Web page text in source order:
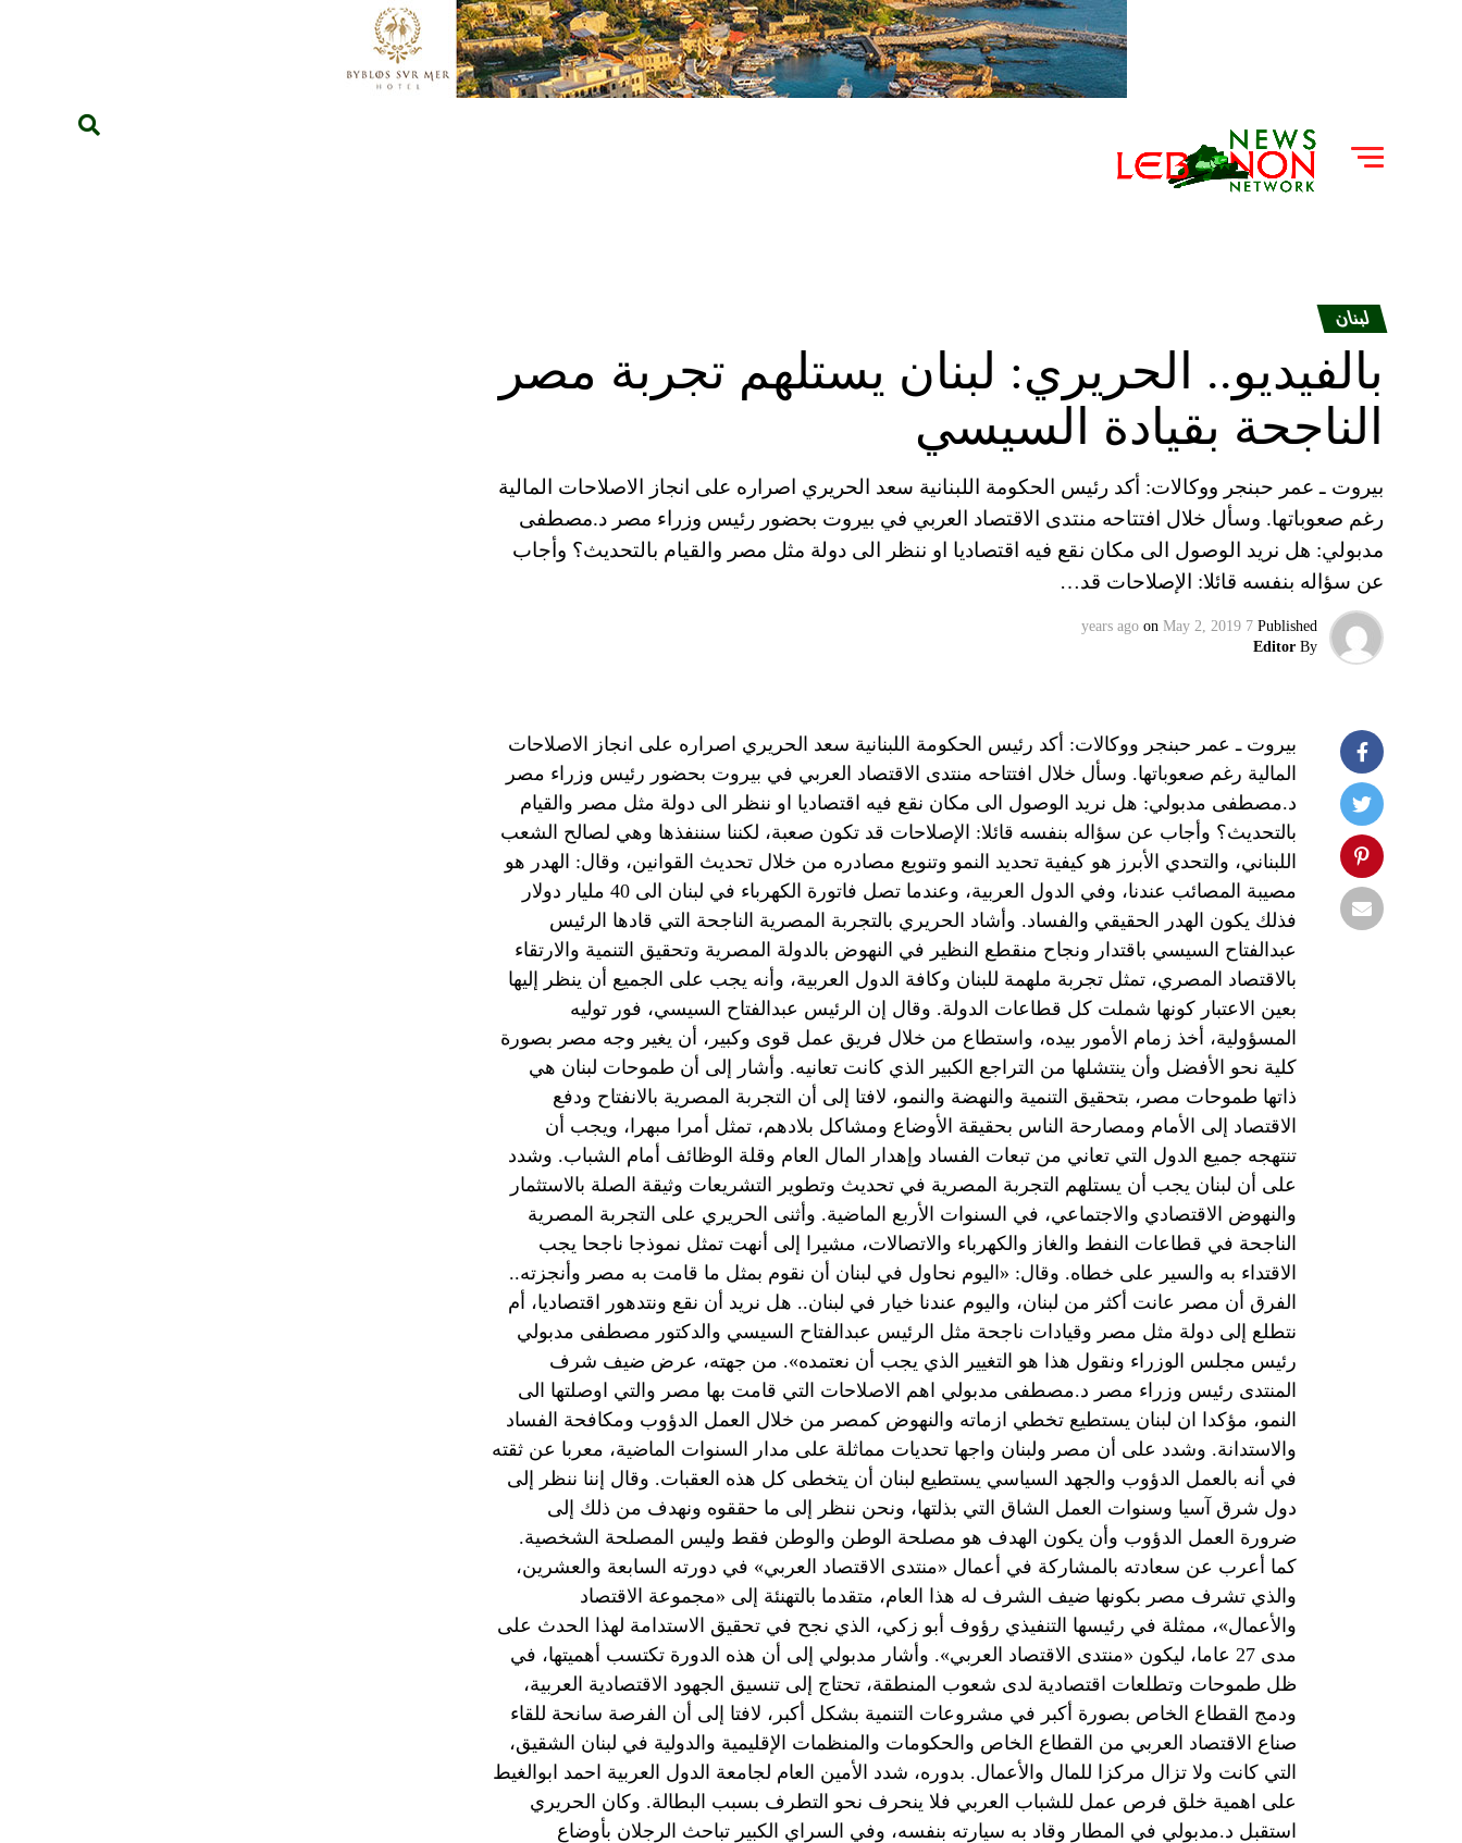
لبنان
بالفيديو.. الحريري: لبنان يستلهم تجربة مصر
الناجحة بقيادة السيسي
بيروت ـ عمر حبنجر ووكالات: أكد رئيس الحكومة اللبنانية سعد الحريري اصراره على انجاز الاصلاحات المالية
رغم صعوباتها. وسأل خلال افتتاحه منتدى الاقتصاد العربي في بيروت بحضور رئيس وزراء مصر د.مصطفى
مدبولي: هل نريد الوصول الى مكان نقع فيه اقتصاديا او ننظر الى دولة مثل مصر والقيام بالتحديث؟ وأجاب
عن سؤاله بنفسه قائلا: الإصلاحات قد…
Published
7 years ago
on May 2, 2019
By
Editor
بيروت ـ عمر حبنجر ووكالات: أكد رئيس الحكومة اللبنانية سعد الحريري اصراره على انجاز الاصلاحات
المالية رغم صعوباتها. وسأل خلال افتتاحه منتدى الاقتصاد العربي في بيروت بحضور رئيس وزراء مصر
د.مصطفى مدبولي: هل نريد الوصول الى مكان نقع فيه اقتصاديا او ننظر الى دولة مثل مصر والقيام
بالتحديث؟ وأجاب عن سؤاله بنفسه قائلا: الإصلاحات قد تكون صعبة، لكننا سننفذها وهي لصالح الشعب
اللبناني، والتحدي الأبرز هو كيفية تحديد النمو وتنويع مصادره من خلال تحديث القوانين، وقال: الهدر هو
مصيبة المصائب عندنا، وفي الدول العربية، وعندما تصل فاتورة الكهرباء في لبنان الى 40 مليار دولار
فذلك يكون الهدر الحقيقي والفساد. وأشاد الحريري بالتجربة المصرية الناجحة التي قادها الرئيس
عبدالفتاح السيسي باقتدار ونجاح منقطع النظير في النهوض بالدولة المصرية وتحقيق التنمية والارتقاء
بالاقتصاد المصري، تمثل تجربة ملهمة للبنان وكافة الدول العربية، وأنه يجب على الجميع أن ينظر إليها
بعين الاعتبار كونها شملت كل قطاعات الدولة. وقال إن الرئيس عبدالفتاح السيسي، فور توليه
المسؤولية، أخذ زمام الأمور بيده، واستطاع من خلال فريق عمل قوى وكبير، أن يغير وجه مصر بصورة
كلية نحو الأفضل وأن ينتشلها من التراجع الكبير الذي كانت تعانيه. وأشار إلى أن طموحات لبنان هي
ذاتها طموحات مصر، بتحقيق التنمية والنهضة والنمو، لافتا إلى أن التجربة المصرية بالانفتاح ودفع
الاقتصاد إلى الأمام ومصارحة الناس بحقيقة الأوضاع ومشاكل بلادهم، تمثل أمرا مبهرا، ويجب أن
تنتهجه جميع الدول التي تعاني من تبعات الفساد وإهدار المال العام وقلة الوظائف أمام الشباب. وشدد
على أن لبنان يجب أن يستلهم التجربة المصرية في تحديث وتطوير التشريعات وثيقة الصلة بالاستثمار
والنهوض الاقتصادي والاجتماعي، في السنوات الأربع الماضية. وأثنى الحريري على التجربة المصرية
الناجحة في قطاعات النفط والغاز والكهرباء والاتصالات، مشيرا إلى أنهت تمثل نموذجا ناجحا يجب
الاقتداء به والسير على خطاه. وقال: «اليوم نحاول في لبنان أن نقوم بمثل ما قامت به مصر وأنجزته..
الفرق أن مصر عانت أكثر من لبنان، واليوم عندنا خيار في لبنان.. هل نريد أن نقع ونتدهور اقتصاديا، أم
نتطلع إلى دولة مثل مصر وقيادات ناجحة مثل الرئيس عبدالفتاح السيسي والدكتور مصطفى مدبولي
رئيس مجلس الوزراء ونقول هذا هو التغيير الذي يجب أن نعتمده». من جهته، عرض ضيف شرف
المنتدى رئيس وزراء مصر د.مصطفى مدبولي اهم الاصلاحات التي قامت بها مصر والتي اوصلتها الى
النمو، مؤكدا ان لبنان يستطيع تخطي ازماته والنهوض كمصر من خلال العمل الدؤوب ومكافحة الفساد
والاستدانة. وشدد على أن مصر ولبنان واجها تحديات مماثلة على مدار السنوات الماضية، معربا عن ثقته
في أنه بالعمل الدؤوب والجهد السياسي يستطيع لبنان أن يتخطى كل هذه العقبات. وقال إننا ننظر إلى
دول شرق آسيا وسنوات العمل الشاق التي بذلتها، ونحن ننظر إلى ما حققوه ونهدف من ذلك إلى
ضرورة العمل الدؤوب وأن يكون الهدف هو مصلحة الوطن والوطن فقط وليس المصلحة الشخصية.
كما أعرب عن سعادته بالمشاركة في أعمال «منتدى الاقتصاد العربي» في دورته السابعة والعشرين،
والذي تشرف مصر بكونها ضيف الشرف له هذا العام، متقدما بالتهنئة إلى «مجموعة الاقتصاد
والأعمال»، ممثلة في رئيسها التنفيذي رؤوف أبو زكي، الذي نجح في تحقيق الاستدامة لهذا الحدث على
مدى 27 عاما، ليكون «منتدى الاقتصاد العربي». وأشار مدبولي إلى أن هذه الدورة تكتسب أهميتها، في
ظل طموحات وتطلعات اقتصادية لدى شعوب المنطقة، تحتاج إلى تنسيق الجهود الاقتصادية العربية،
ودمج القطاع الخاص بصورة أكبر في مشروعات التنمية بشكل أكبر، لافتا إلى أن الفرصة سانحة للقاء
صناع الاقتصاد العربي من القطاع الخاص والحكومات والمنظمات الإقليمية والدولية في لبنان الشقيق،
التي كانت ولا تزال مركزا للمال والأعمال. بدوره، شدد الأمين العام لجامعة الدول العربية احمد ابوالغيط
على اهمية خلق فرص عمل للشباب العربي فلا ينحرف نحو التطرف بسبب البطالة. وكان الحريري
استقبل د.مدبولي في المطار وقاد به سيارته بنفسه، وفي السراي الكبير تباحث الرجلان بأوضاع